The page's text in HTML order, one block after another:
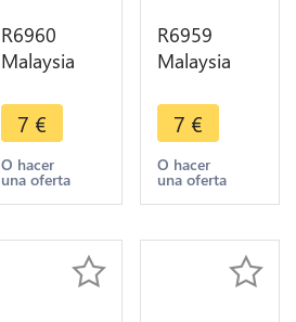
R6960
Malaysia
Settlements
One Cent
Victoria
1897 ->
7 €
O hacer
una oferta
R6959
Malaysia
Settlements
One Cent
Victoria
1879 ->
7 €
O hacer
una oferta